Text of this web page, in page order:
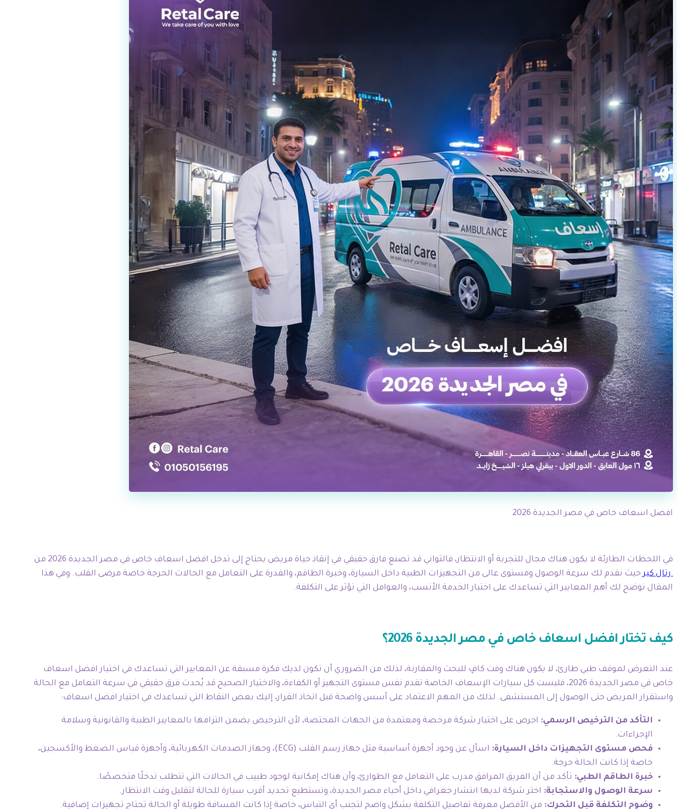
افضل اسعاف خاص في مصر الجديدة 2026
في اللحظات الطارئة لا يكون هناك مجال للتجربة أو الانتظار، فالثواني قد تصنع فارق حقيقي في إنقاذ حياة مريض يحتاج إلى تدخل افضل اسعاف خاص في مصر الجديدة 2026 من
رتال كيرحيث نقدم لك سرعة الوصول ومستوى عالى من التجهيزات الطبية داخل السيارة، وخبرة الطاقم، والقدرة على التعامل مع الحالات الحرجة خاصة مرضى القلب. وفي هذا
المقال نوضح لك أهم المعايير التي تساعدك على اختيار الخدمة الأنسب، والعوامل التي تؤثر على التكلفة.
كيف تختار افضل اسعاف خاص في مصر الجديدة 2026؟
عند التعرض لموقف طبي طارئ، لا يكون هناك وقت كافٍ للبحث والمقارنة، لذلك من الضروري أن تكون لديك فكرة مسبقة عن المعايير التي تساعدك في اختيار افضل اسعاف
خاص في مصر الجديدة 2026، فليست كل سيارات الإسعاف الخاصة تقدم نفس مستوى التجهيز أو الكفاءة، والاختيار الصحيح قد يُحدث فرق حقيقي في سرعة التعامل مع الحالة
واستقرار المريض حتى الوصول إلى المستشفى. لذلك من المهم الاعتماد على أسس واضحة قبل اتخاذ القرار، إليك بعض النقاط التي تساعدك في اختيار افضل اسعاف:
التأكد من الترخيص الرسمي: احرص على اختيار شركة مرخصة ومعتمدة من الجهات المختصة، لأن الترخيص يضمن التزامها بالمعايير الطبية والقانونية وسلامة
الإجراءات.
فحص مستوى التجهيزات داخل السيارة:
اسأل عن وجود أجهزة أساسية مثل جهاز رسم القلب (ECG)، وجهاز الصدمات الكهربائية، وأجهزة قياس الضغط والأكسجين،
خاصة إذا كانت الحالة حرجة.
خبرة الطاقم الطبي: تأكد من أن الفريق المرافق مدرب على التعامل مع الطوارئ، وأن هناك إمكانية لوجود طبيب في الحالات التي تتطلب تدخلًا متخصصًا.
سرعة الوصول والاستجابة: اختر شركة لديها انتشار جغرافي داخل أحياء مصر الجديدة، وتستطيع تحديد أقرب سيارة للحالة لتقليل وقت الانتظار.
وضوح التكلفة قبل التحرك: من الأفضل معرفة تفاصيل التكلفة بشكل واضح لتجنب أي التباس، خاصة إذا كانت المسافة طويلة أو الحالة تحتاج تجهيزات إضافية.